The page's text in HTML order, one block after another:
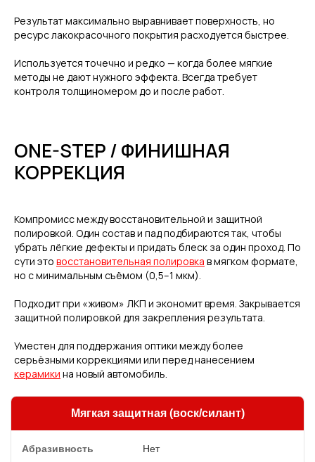
Результат максимально выравнивает поверхность, но
ресурс лакокрасочного покрытия расходуется быстрее.
Используется точечно и редко — когда более мягкие
методы не дают нужного эффекта. Всегда требует
контроля толщиномером до и после работ.
ONE-STEP / ФИНИШНАЯ
КОРРЕКЦИЯ
Компромисс между восстановительной и защитной
полировкой. Один состав и пад подбираются так, чтобы
убрать лёгкие дефекты и придать блеск за один проход. По
сути это восстановительная полировка в мягком формате,
но с минимальным съёмом (0,5–1 мкм).
Подходит при «живом» ЛКП и экономит время. Закрывается
защитной полировкой для закрепления результата.
Уместен для поддержания оптики между более
серьёзными коррекциями или перед нанесением
керамики на новый автомобиль.
Мягкая защитная (воск/силант)
Нет